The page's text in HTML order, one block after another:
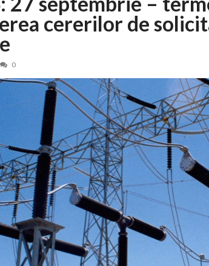
de noi locuri în creșe... 15/07/2026
la Zlatna prin Programul...
pentru proiectul de lege care...
pentru protejar... 04/08/2026
august 04/08/2026
național al zonelor pri... 04/08/2026
cererilor de
0